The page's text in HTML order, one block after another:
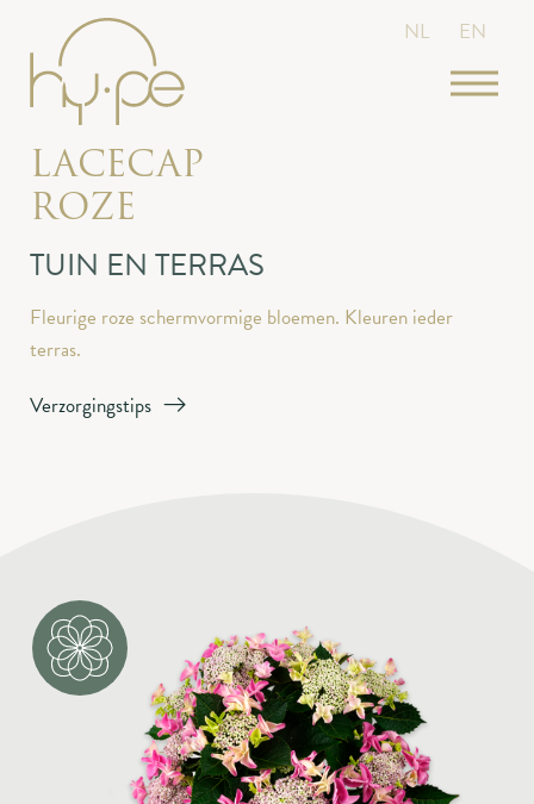
NL EN
LACECAP
ROZE
TUIN EN TERRAS
Fleurige roze schermvormige bloemen. Kleuren ieder
terras.
Verzorgingstips